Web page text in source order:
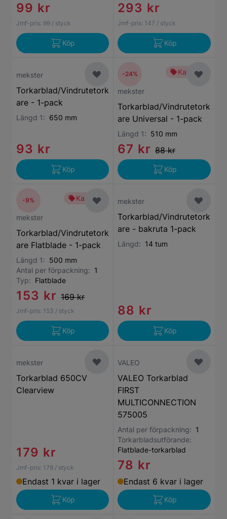
99 kr
Jmf-pris: 99 / styck
Köp
293 kr
Jmf-pris: 147 / styck
Köp
mekster
Torkarblad/Vindrutetork
are - 1-pack
Längd 1: 650 mm
93 kr
Köp
Kampanj
mekster
Torkarblad/Vindrutetork
are Universal - 1-pack
Längd 1: 510 mm
67 kr 88 kr
-24%
Köp
Kampanj
mekster
Torkarblad/Vindrutetork
are Flatblade - 1-pack
Längd 1: 500 mm
Antal per förpackning: 1
Typ: Flatblade
153 kr 169 kr
Jmf-pris: 153 / styck
-9%
Köp
mekster
Torkarblad/Vindrutetork
are - bakruta 1-pack
Längd: 14 tum
88 kr
Köp
mekster
Torkarblad 650CV
Clearview
179 kr
Jmf-pris: 179 / styck
Endast 1 kvar i lager
Köp
VALEO
VALEO Torkarblad
FIRST
MULTICONNECTION
575005
Antal per förpackning: 1
Torkarbladsutförande:
Flatblade-torkarblad
78 kr
Endast 6 kvar i lager
Köp